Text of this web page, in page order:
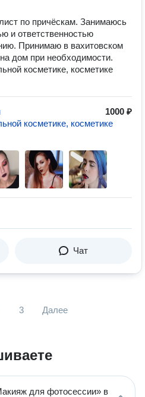
по причёскам. Занимаюсь
и ответственностью
Принимаю в вахитовском
дом при необходимости.
косметике, косметике
1000 ₽
косметике, косметике
Чат
3 Далее
для фотосессии» в